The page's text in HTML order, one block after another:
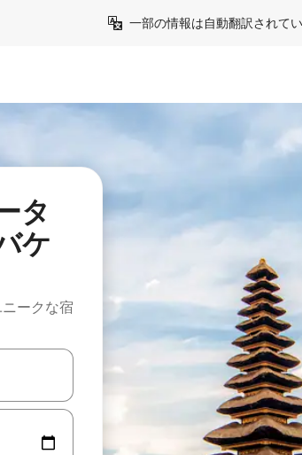
一部の情報は自動翻訳されてい
タ
ケ
ークな宿
使って移動するか、画面をタッチまたはスワイプ